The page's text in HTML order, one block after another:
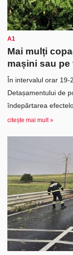
A1
Mai mulți
mașini sau
În intervalul orar 19-
Detașamentului de
îndepărtarea
citește mai mult »